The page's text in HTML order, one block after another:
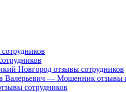
Новгород отзывы сотрудников
Валерьевич — Мошенник отзывы
сотрудников